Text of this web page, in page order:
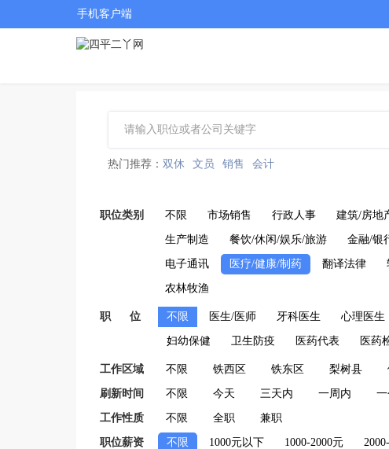
手机客户端
热门推荐： 双休 文员 销售 会计
职位类别 不限 市场销售 行政人事 建筑/房地
生产制造 餐饮/休闲/娱乐/旅游 金融/银
电子通讯 医疗/健康/制药 翻译法律
农林牧渔
职 位 不限 医生/医师 牙科医生 心理医生
妇幼保健 卫生防疫 医药代表 医药
工作区域 不限 铁西区 铁东区 梨树县
刷新时间 不限 今天 三天内 一周内
工作性质 不限 全职 兼职
职位薪资 不限 1000元以下 1000-2000元